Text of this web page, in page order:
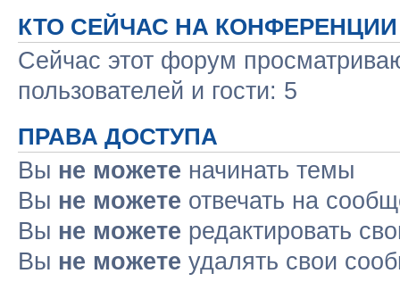
КТО СЕЙЧАС НА КОНФЕРЕНЦИИ
Сейчас этот форум
пользователей и гости: 5
ПРАВА ДОСТУПА
Вы не можете начинать темы
Вы не можете отвечать на
Вы не можете редактировать
Вы не можете удалять свои